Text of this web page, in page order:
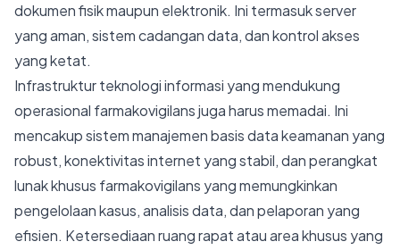
dokumen fisik maupun elektronik. Ini termasuk server
yang aman, sistem cadangan data, dan kontrol akses
yang ketat.
Infrastruktur teknologi informasi yang mendukung
operasional farmakovigilans juga harus memadai. Ini
mencakup sistem manajemen basis data keamanan yang
robust, konektivitas internet yang stabil, dan perangkat
lunak khusus farmakovigilans yang memungkinkan
pengelolaan kasus, analisis data, dan pelaporan yang
efisien. Ketersediaan ruang rapat atau area khusus yang